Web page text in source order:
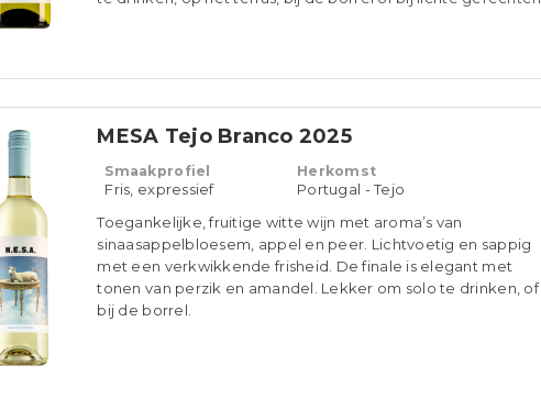
MESA Tejo Branco 2025
Smaakprofiel
Fris, expressief
Herkomst
Portugal - Tejo
Toegankelijke, fruitige witte wijn met aroma’s van
sinaasappelbloesem, appel en peer. Lichtvoetig en sappig
met een verkwikkende frisheid. De finale is elegant met
tonen van perzik en amandel. Lekker om solo te drinken, of
bij de borrel.